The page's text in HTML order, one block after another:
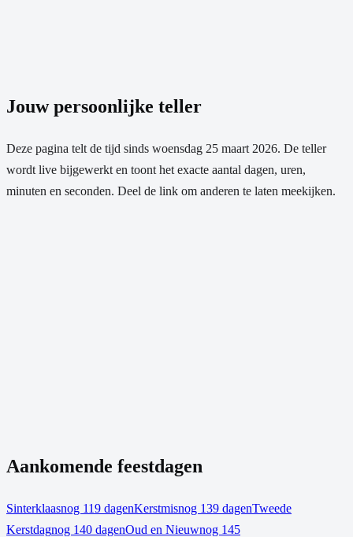
Jouw persoonlijke teller
Deze pagina telt de tijd sinds woensdag 25 maart 2026. De teller
wordt live bijgewerkt en toont het exacte aantal dagen, uren,
minuten en seconden. Deel de link om anderen te laten meekijken.
Aankomende feestdagen
Sinterklaasnog 119 dagenKerstmisnog 139 dagenTweede
Kerstdagnog 140 dagenOud en Nieuwnog 145